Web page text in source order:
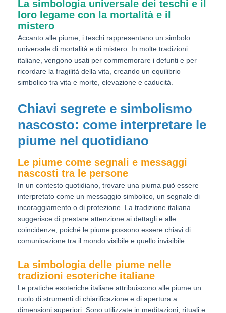
La simbologia universale dei teschi e il
loro legame con la mortalità e il
mistero
Accanto alle piume, i teschi rappresentano un simbolo
universale di mortalità e di mistero. In molte tradizioni
italiane, vengono usati per commemorare i defunti e per
ricordare la fragilità della vita, creando un equilibrio
simbolico tra vita e morte, elevazione e caducità.
Chiavi segrete e simbolismo
nascosto: come interpretare le
piume nel quotidiano
Le piume come segnali e messaggi
nascosti tra le persone
In un contesto quotidiano, trovare una piuma può essere
interpretato come un messaggio simbolico, un segnale di
incoraggiamento o di protezione. La tradizione italiana
suggerisce di prestare attenzione ai dettagli e alle
coincidenze, poiché le piume possono essere chiavi di
comunicazione tra il mondo visibile e quello invisibile.
La simbologia delle piume nelle
tradizioni esoteriche italiane
Le pratiche esoteriche italiane attribuiscono alle piume un
ruolo di strumenti di chiarificazione e di apertura a
dimensioni superiori. Sono utilizzate in meditazioni, rituali e